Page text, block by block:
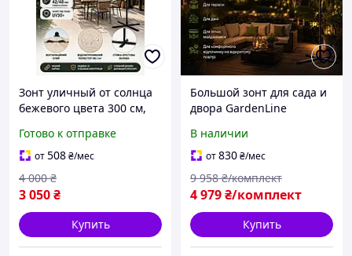
Зонт уличный от солнца
бежевого цвета 300 см,
от солнца для сада
складной зонт
Готово к отправке
от508₴/мес
3 050₴
4 000 ₴
Купить
Большой зонт для сада и
двора GardenLine
для отдыха GAO1510
В наличии
от830₴/мес
4 979₴/комплект
9 958 ₴/комплект
Купить